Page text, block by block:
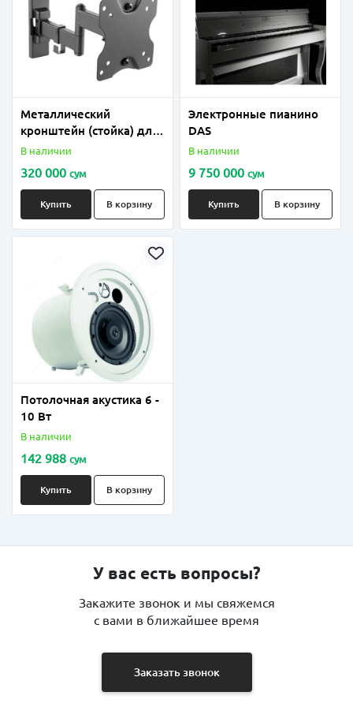
Металлический
кронштейн (стойка) для
колонки, ножка до 100
В наличии
320 000 сум
Купить В корзину
Электронные пианино
DAS
В наличии
9 750 000 сум
Купить В корзину
Потолочная акустика 6 -
10 Вт
В наличии
142 988 сум
Купить В корзину
У вас есть вопросы?
Закажите звонок и мы свяжемся
с вами в ближайшее время
Заказать звонок